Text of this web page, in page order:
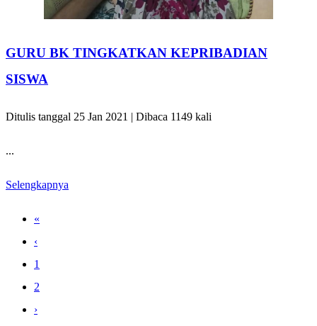
GURU BK TINGKATKAN KEPRIBADIAN
SISWA
Ditulis tanggal 25 Jan 2021 | Dibaca 1149 kali
...
Selengkapnya
«
‹
1
2
›